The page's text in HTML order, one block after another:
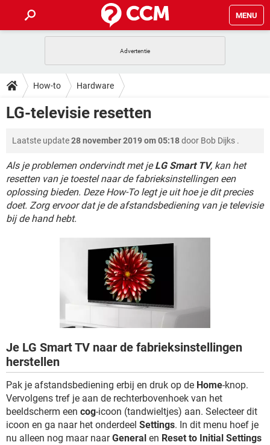
MENU
INSTAGRAM
NETFLIX CORONAVIRUS
HOW-TO
VIDEOBELLEN
INSTAGRAM WINDOWS 10
NETFLIX CORONAVIRUS
GRATIS SNAPCHAT
TIKTOK
DOWNLOADS
NETFLIX CORONAVIRUS
GRATIS SNAPCHAT
FORUM
VIDEOBELLEN GAMES
INSTAGRAM WINDOWS 10
NETFLIX CORONAVIRUS
GRATIS
ARTIKELEN
VIDEOBELLEN GAMES
INSTAGRAM
SNAPCHAT
How-to Hardware
LG-televisie resetten
Laatste update28 november 2019 om 05:18door Bob Dijks .
Als je problemen ondervindt met jeLG Smart TV, kan het
resetten van je toestel naar de fabrieksinstellingen een
oplossing bieden. Deze How-To legt je uit hoe je dit precies
doet. Zorg ervoor dat je de afstandsbediening van je televisie
bij de hand hebt.
Je LG Smart TV naar de fabrieksinstellingen
herstellen
Pak je afstandsbediening erbij en druk op de Home-knop.
Vervolgens tref je aan de rechterbovenhoek van het
beeldscherm een cog-icoon (tandwieltjes) aan. Selecteer dit
icoon en ga naar het onderdeel Settings. In dit menu hoef je
nu alleen nog maar naarGeneral en Reset to Initial Settings